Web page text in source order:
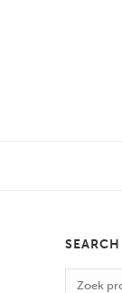
SEARCH